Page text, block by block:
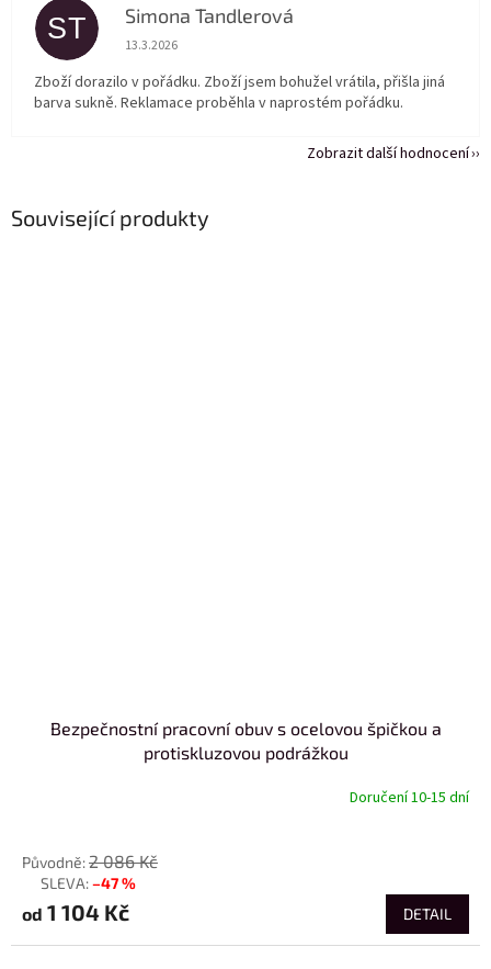
Související produkty
Bezpečnostní pracovní obuv s ocelovou špičkou a
protiskluzovou podrážkou
Doručení 10-15 dní
2 086 Kč
–47 %
od 1 104 Kč DETAIL
ST Simona Tandlerová
Hodnocení obchodu je 5 z 5 hvězdiček.
13.3.2026
Zboží dorazilo v pořádku. Zboží jsem bohužel vrátila, přišla jiná
barva sukně. Reklamace proběhla v naprostém pořádku.
Zobrazit další hodnocení